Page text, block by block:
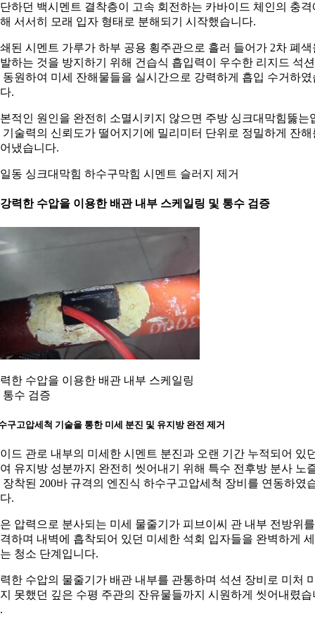
하던 백시멘트 결착층이 고속 회전하는 카바이드 체인의 충격
서서히 모래 입자 형태로 분해되기 시작했습니다.
된 시멘트 가루가 하부 공용 횡주관으로 흘러 들어가 2차 폐색
하는 것을 방지하기 위해 건습식 흡입력이 우수한 리지드 석
동원하여 미세 잔해물들을 실시간으로 강력하게 흡입 수거하였
.
적인 원인을 완전히 소멸시키지 않으면 주방 싱크대막힘뚫는
기술력의 신뢰도가 떨어지기에 밀리미터 단위로 정밀하게 잔해
냈습니다.
동 싱크대막힘 하수구막힘 시멘트 슬러지 제거
력한 수압을 이용한 배관 내부 스케일링 및 통수 검증
한 수압을 이용한 배관 내부 스케일링
통수 검증
구고압세척 기술을 통한 미세 분진 및 유지방 완전 제거
드 관로 내부의 미세한 시멘트 분진과 오랜 기간 누적되어 있
유지방 성분까지 완전히 씻어내기 위해 특수 전후방 분사 노
장착된 200바 규격의 엔진식 하수구고압세척 장비를 연동하였
.
압력으로 분사되는 미세 물줄기가 피브이씨 관 내부 전방위를
하며 내벽에 흡착되어 있던 미세한 석회 입자들을 완벽하게
청소 단계입니다.
한 수압의 물줄기가 배관 내부를 관통하며 석션 장비로 미처
못했던 깊은 수평 주관의 잔유물들까지 시원하게 씻어내렸습